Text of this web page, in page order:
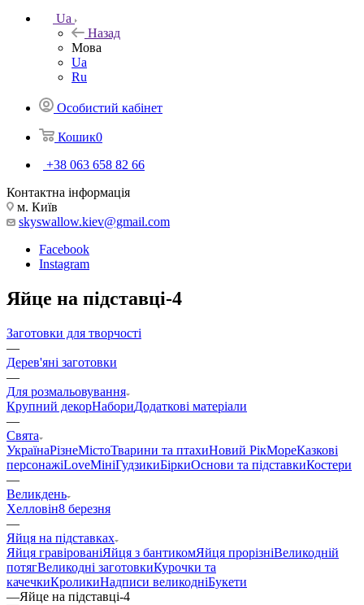
Ua
Назад
Мова
Ua
Ru
Особистий кабінет
Кошик0
+38 063 658 82 66
Контактна інформація
м. Київ
skyswallow.kiev@gmail.com
Facebook
Instagram
Яйце на підставці-4
Заготовки для творчості
—
Дерев'яні заготовки
—
Для розмальовування
Крупний декорНабориДодаткові матеріали
—
Свята
УкраїнаРізнеМістоТварини та птахиНовий РікМореКазкові
персонажіLoveМініГудзикиБіркиОснови та підставкиКостери
—
Великдень
Хелловін8 березня
—
Яйця на підставках
Яйця гравірованіЯйця з бантикомЯйця прорізніВеликодній
потягВеликодні заготовкиКурочки та
качечкиКроликиНадписи великодніБукети
—Яйце на підставці-4